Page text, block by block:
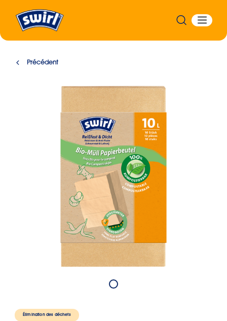
Précédent
Élimination des déchets